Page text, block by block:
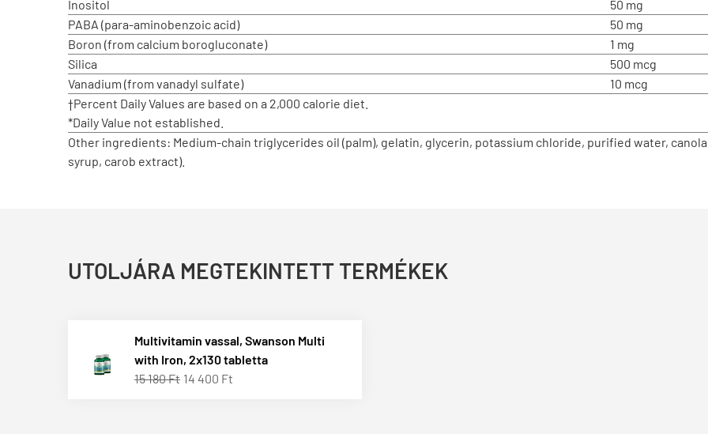
Inositol
50 mg
PABA (para-aminobenzoic acid)
50 mg
Boron (from calcium borogluconate)
1 mg
Silica
500 mcg
Vanadium (from vanadyl sulfate)
10 mcg
†Percent Daily Values are based on a 2,000 calorie diet.
*Daily Value not established.
Other ingredients: Medium-chain triglycerides oil (palm), gelatin, glycerin, potassium chloride, purified water,
syrup, carob extract).
UTOLJÁRA MEGTEKINTETT TERMÉKEK
Multivitamin vassal, Swanson Multi
with Iron, 2x130 tabletta
15 180 Ft 14 400 Ft